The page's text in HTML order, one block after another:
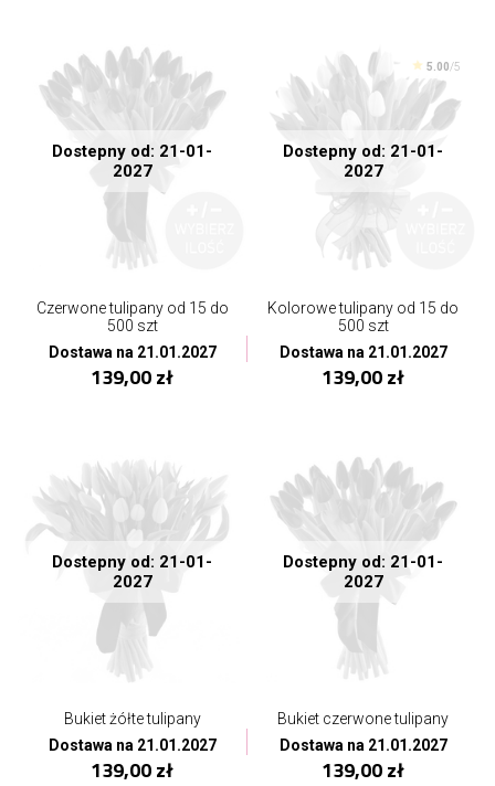
Dostepny od: 21-01-
2027
Czerwone tulipany od 15 do
500 szt
Dostawa na 21.01.2027
139,00 zł
Dostepny od: 21-01-
2027
5.00/5
Kolorowe tulipany od 15 do
500 szt
Dostawa na 21.01.2027
139,00 zł
Dostepny od: 21-01-
2027
Bukiet żółte tulipany
Dostawa na 21.01.2027
139,00 zł
Dostepny od: 21-01-
2027
Bukiet czerwone tulipany
Dostawa na 21.01.2027
139,00 zł